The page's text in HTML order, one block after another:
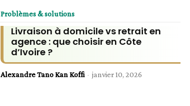
Problèmes & solutions
Livraison à domicile vs retrait en
agence : que choisir en Côte
d’Ivoire ?
Alexandre Tano Kan Koffi - janvier 10, 2026